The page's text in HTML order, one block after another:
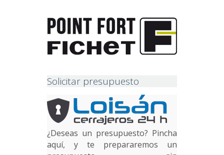
Solicitar presupuesto
¿Deseas un presupuesto? Pincha
aquí, y te prepararemos un